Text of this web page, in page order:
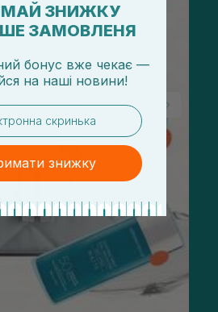
ЗНИЖКУ
ЗАМОВЛЕНЯ
бонус вже чекає —
на наші новини!
знижку